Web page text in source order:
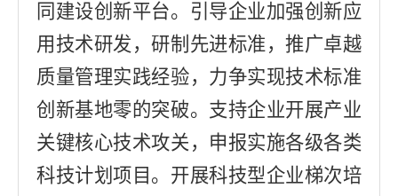
同建设创新平台。
引导企业加强创新应
用技术研发，研制先进标准，推广卓越
质量管理实践经验，力争实现技术标准
创新基地零的突破。 支持企业开展产业
关键核心技术攻关，申报实施各级各类
科技计划项目。开展科技型企业梯次培